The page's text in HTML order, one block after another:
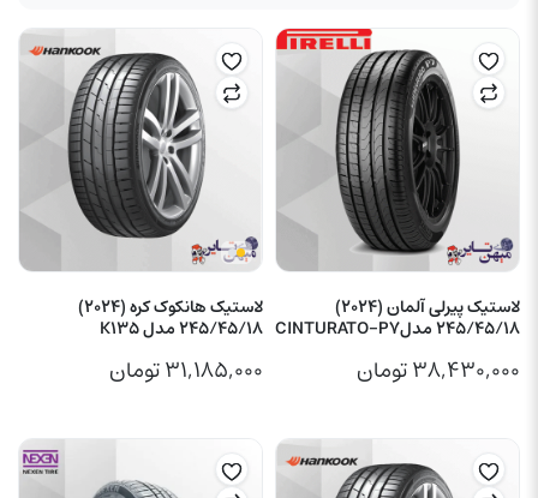
لاستیک پیرلی آلمان (2024)
245/45/18 مدلCINTURATO-P7
۳۸,۴۳۰,۰۰۰تومان
لاستیک هانکوک کره (2024)
245/45/18 مدل K135
۳۱,۱۸۵,۰۰۰تومان